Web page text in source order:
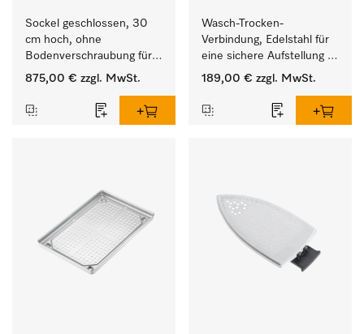
Sockel geschlossen, 30
cm hoch, ohne
Bodenverschraubung für
ein ergonomisches Be-
Waschmaschine und
875,00 € zzgl. MwSt.
Wasch-Trocken-
Verbindung, Edelstahl für
eine sichere Aufstellung
zu einer Wasch-Trocken-
189,00 € zzgl. MwSt.